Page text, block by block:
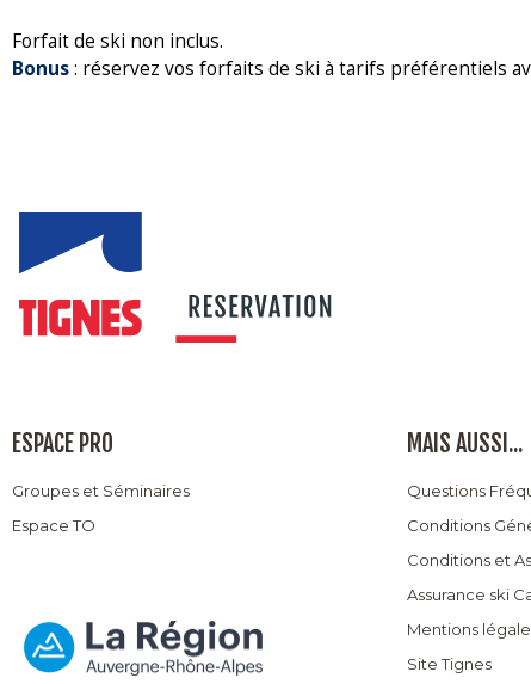
Forfait de ski non inclus.
Bonus: réservez vos forfaits de ski à tarifs préférentiels
ESPACE PRO
Groupes et Séminaires
Espace TO
MAIS AUSSI...
Questions
Conditions
Conditions et
Assurance ski
Mentions
Site Tignes